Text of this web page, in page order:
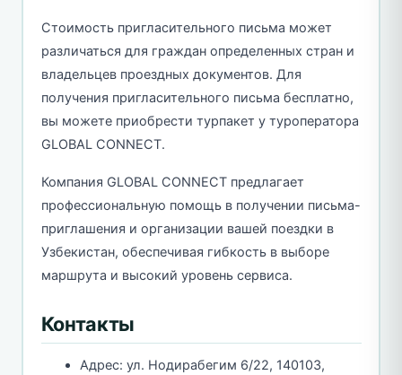
Стоимость пригласительного письма может
различаться для граждан определенных стран и
владельцев проездных документов. Для
получения пригласительного письма бесплатно,
вы можете приобрести турпакет у туроператора
GLOBAL CONNECT.
Компания GLOBAL CONNECT предлагает
профессиональную помощь в получении письма-
приглашения и организации вашей поездки в
Узбекистан, обеспечивая гибкость в выборе
маршрута и высокий уровень сервиса.
Контакты
Адрес: ул. Нодирабегим 6/22, 140103,